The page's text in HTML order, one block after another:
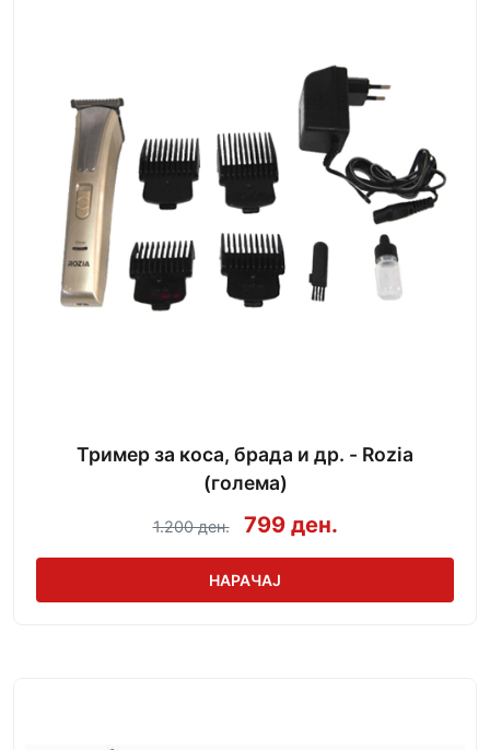
Тример за коса, брада и др. - Rozia
(голема)
1.200 ден. 799 ден.
НАРАЧАЈ